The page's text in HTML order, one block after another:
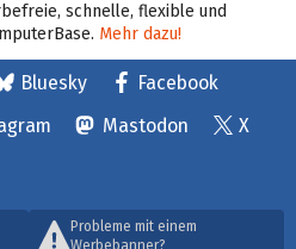
schnelle, flexible und
Mehr dazu!
Bluesky
Facebook
Mastodon
X
Probleme mit einem